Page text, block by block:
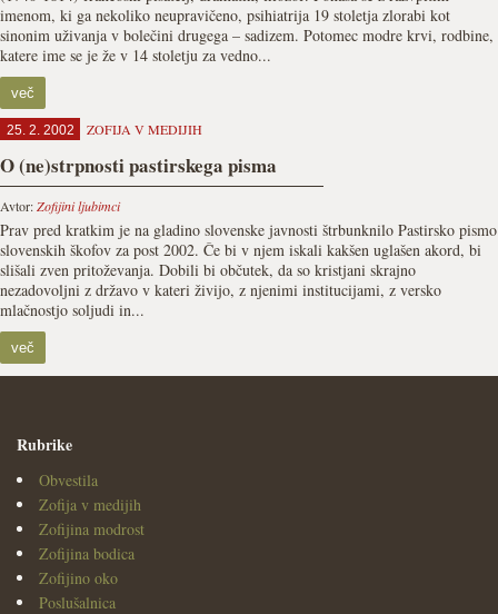
imenom, ki ga nekoliko neupravičeno, psihiatrija 19 stoletja zlorabi kot
sinonim uživanja v bolečini drugega – sadizem. Potomec modre krvi, rodbine,
katere ime se je že v 14 stoletju za vedno...
več
25. 2. 2002 ZOFIJA V MEDIJIH
O (ne)strpnosti pastirskega pisma
Avtor:Zofijini ljubimci
Prav pred kratkim je na gladino slovenske javnosti štrbunknilo Pastirsko pismo
slovenskih škofov za post 2002. Če bi v njem iskali kakšen uglašen akord, bi
slišali zven pritoževanja. Dobili bi občutek, da so kristjani skrajno
nezadovoljni z državo v kateri živijo, z njenimi institucijami, z versko
mlačnostjo soljudi in...
več
Rubrike
Obvestila
Zofija v medijih
Zofijina modrost
Zofijina bodica
Zofijino oko
Poslušalnica